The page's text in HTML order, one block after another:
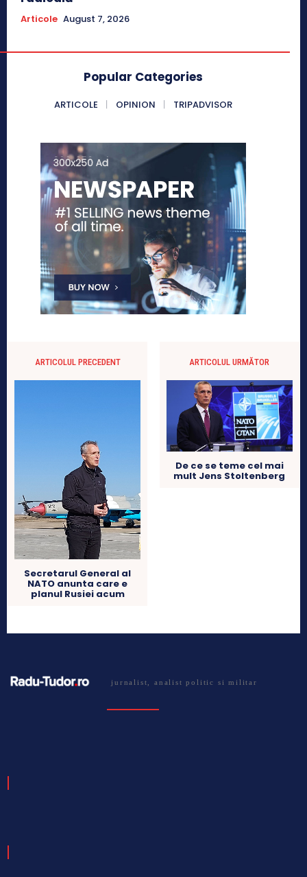
Articole August 7, 2026
Popular Categories
ARTICOLE OPINION TRIPADVISOR
ARTICOLUL PRECEDENT
Secretarul General al
NATO anunta care e
planul Rusiei acum
ARTICOLUL URMĂTOR
De ce se teme cel mai
mult Jens Stoltenberg
jurnalist, analist politic si militar